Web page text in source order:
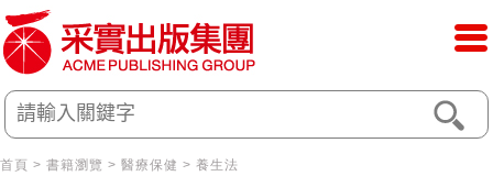
首頁 > 書籍瀏覽 > 醫療保健 > 養生法